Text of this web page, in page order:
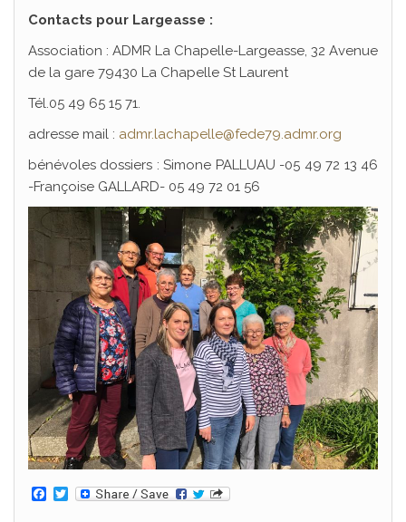
Contacts pour Largeasse :
Association : ADMR La Chapelle-Largeasse, 32 Avenue
de la gare 79430 La Chapelle St Laurent
Tél.05 49 65 15 71.
adresse mail : admr.lachapelle@fede79.admr.org
bénévoles dossiers : Simone PALLUAU -05 49 72 13 46
-Françoise GALLARD- 05 49 72 01 56
F
T